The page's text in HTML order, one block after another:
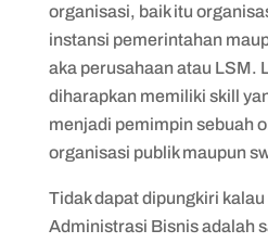
organisasi, baik itu
instansi pemerintahan
aka perusahaan atau LSM.
diharapkan memiliki skill
menjadi pemimpin sebuah
organisasi publik maupun
Tidak dapat dipungkiri
Administrasi Bisnis adalah